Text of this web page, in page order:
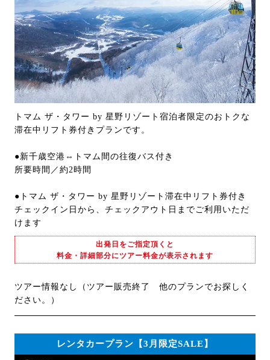
トマム ザ・タワー by 星野リゾート宿泊者限定のおトクな
滞在中リフト券付きプランです。
●新千歳空港⇔トマム間の往復バス付き
所要時間／約2時間
●トマム ザ・タワー by 星野リゾート滞在中リフト券付き
チェックイン日から、チェックアウト日までご利用いただ
けます
出発日をご指定頂くと
料金・詳細部分にツアー料金が表示されます
ツアー情報なし（ツアー販売終了 他のプランでお探しく
ださい。）
レンタカープラン【3月限定SALE】